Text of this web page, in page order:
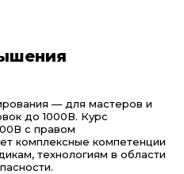
— для мастеров и
до 1000В. Курс
с правом
комплексные компетенции
технологиям в области